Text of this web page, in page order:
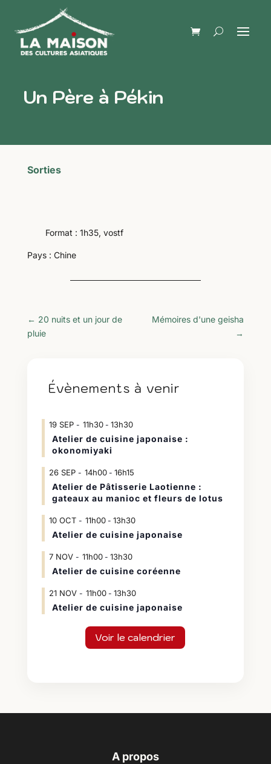
Un Père à Pékin
Sorties
Format : 1h35, vostf
Pays : Chine
← 20 nuits et un jour de
pluie
Mémoires d'une geisha
→
Évènements à venir
19 SEP 11h30- 13h30
Atelier de cuisine japonaise :
okonomiyaki
26 SEP 14h00- 16h15
Atelier de Pâtisserie Laotienne :
gateaux au manioc et fleurs de lotus
10 OCT 11h00- 13h30
Atelier de cuisine japonaise
7 NOV 11h00- 13h30
Atelier de cuisine coréenne
21 NOV 11h00- 13h30
Atelier de cuisine japonaise
Voir le calendrier
A propos